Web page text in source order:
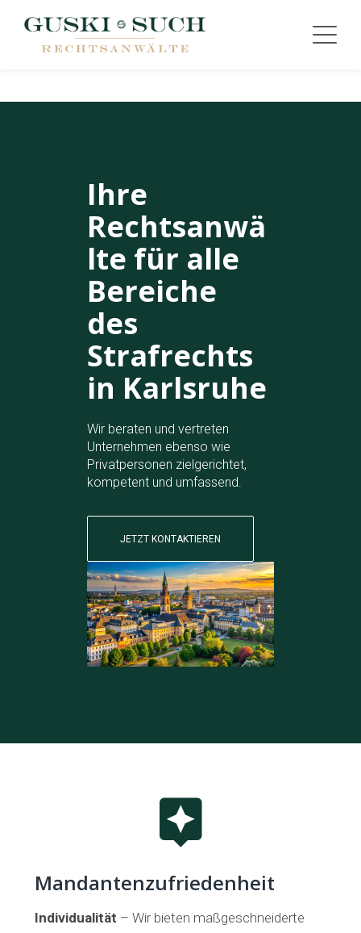
Ihre
Rechtsanwä
lte für alle
Bereiche
des
Strafrechts
in Karlsruhe
Wir beraten und vertreten
Unternehmen ebenso wie
Privatpersonen zielgerichtet,
kompetent und umfassend.
JETZT KONTAKTIEREN
Mandantenzufriedenheit
Individualität – Wir bieten maßgeschneiderte